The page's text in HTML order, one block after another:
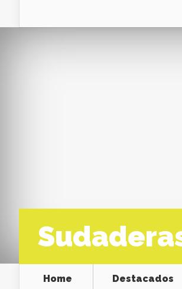
Home Destacados